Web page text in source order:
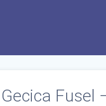
Gecica Fusel